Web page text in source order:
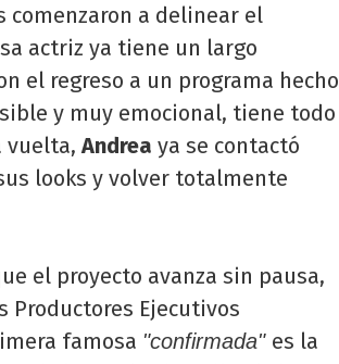
a delinear el
actriz ya tiene un largo
el regreso a un programa hecho
y muy emocional, tiene todo
vuelta,Andrea ya se contactó
looks y volver totalmente
el proyecto avanza sin pausa,
Ejecutivos
famosa "confirmada" es la